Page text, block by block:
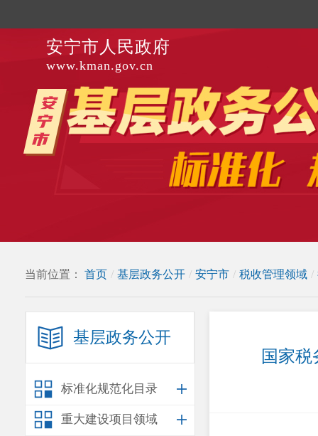
安宁市人民政府
www.kman.gov.cn
当前位置： 首页 / 基层政务公开 / 安宁市 / 税收管理领域 /
基层政务公开
标准化规范化目录
重大建设项目领域
国家